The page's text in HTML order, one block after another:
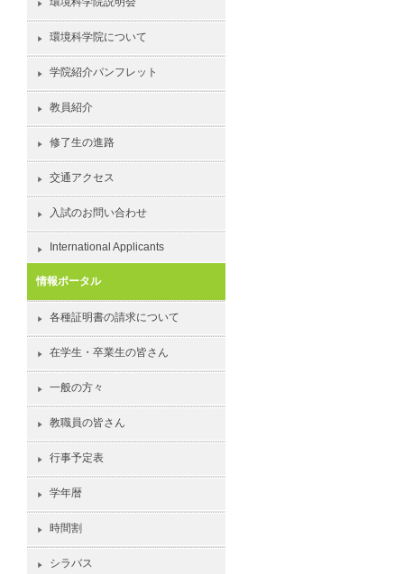
環境科学院について
学院紹介パンフレット
教員紹介
修了生の進路
交通アクセス
入試のお問い合わせ
International Applicants
情報ポータル
各種証明書の請求について
在学生・卒業生の皆さん
一般の方々
教職員の皆さん
行事予定表
学年暦
時間割
シラバス